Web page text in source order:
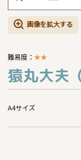
画像を拡大する
難易度：★★
猿丸大夫
A4サイズ